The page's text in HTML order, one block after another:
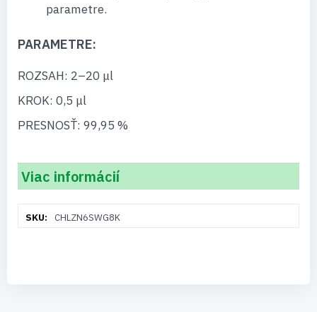
parametre.
PARAMETRE:
ROZSAH: 2–20 μl
KROK: 0,5 μl
PRESNOSŤ: 99,95 %
Viac informácií
informáciíCHLZN6SWG8K